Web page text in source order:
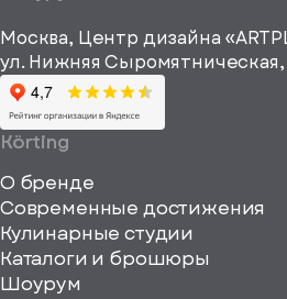
информационные
материалы
0
Москва, Центр дизайна
ул. Нижняя Сыромятническая,
Körting
О бренде
Современные достижения
Кулинарные студии
Каталоги и брошюры
Шоурум